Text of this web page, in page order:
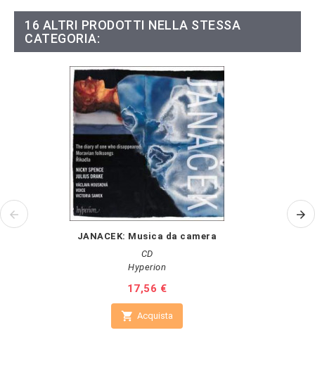
16 ALTRI PRODOTTI NELLA STESSA
CATEGORIA:
JANACEK: Musica da camera
CD
Hyperion
Prezzo
17,56 €
 Acquista